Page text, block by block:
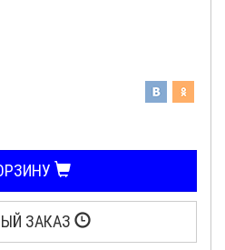
ЗАКАЗ